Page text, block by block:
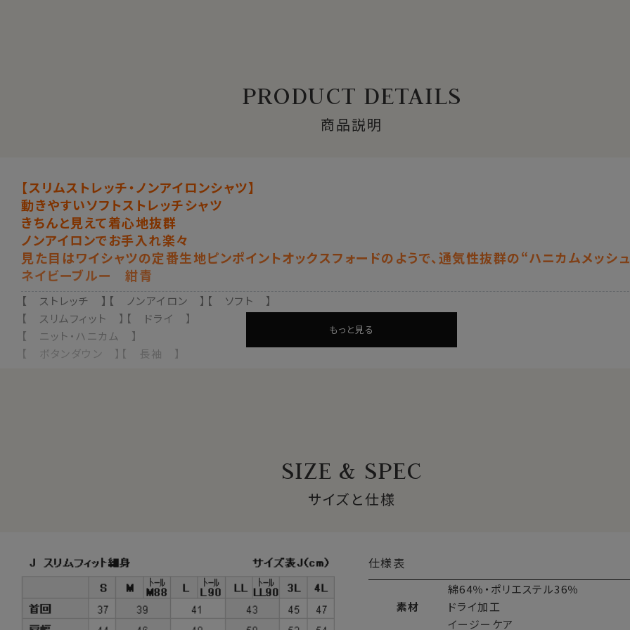
PRODUCT DETAILS
商品説明
【スリムストレッチ・ノンアイロンシャツ】
動きやすいソフトストレッチシャツ
きちんと見えて着心地抜群
ノンアイロンでお手入れ楽々
見た目はワイシャツの定番生地ピンポイントオックスフォードのようで、通気性抜群の“ハニカムメッシ
ネイビーブルー 紺青
【 ストレッチ 】【 ノンアイロン 】【 ソフト 】
【 スリムフィット 】【 ドライ 】
【 ニット・ハニカム 】
【 ボタンダウン 】【 長袖 】
サラッとした肌ざわりとソフト感が心地いい、やみつきになる新感覚ノーストレスシャツです。
これらの要因を軽減することのできる素材、それがドライ加工！
インナーシャツを着用せず素肌に直接着ても、汗を吸ってすぐ乾くので、いつもドライな着心地が保たれ、快適に過ごすことが
また春秋冬でも室内の温度が高くて汗をかき、汗が乾かぬままそのまま外へ出て寒い思いをした経験がおありの方は多いと
そんな時でもドライ加工は大活躍！
もっと見る
SIZE & SPEC
サイズと仕様
仕様表
素材
綿64％・ポリエステル36％
ドライ加工
イージーケア